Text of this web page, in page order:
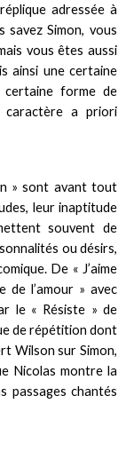
adressée à
Simon, vous
vous êtes aussi
ainsi une certaine
certaine forme de
caractère a priori
» sont avant tout
leur inaptitude
souvent de
ou désirs,
De « J’aime
de l’amour » avec
le « Résiste » de
de répétition dont
Wilson sur Simon,
Nicolas montre la
passages chantés